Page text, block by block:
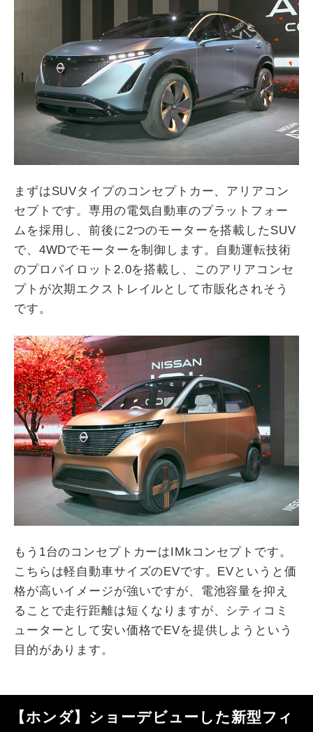
まずはSUVタイプのコンセプトカー、アリアコン
セプトです。専用の電気自動車のプラットフォー
ムを採用し、前後に2つのモーターを搭載したSUV
で、4WDでモーターを制御します。自動運転技術
のプロパイロット2.0を搭載し、このアリアコンセ
プトが次期エクストレイルとして市販化されそう
です。
もう1台のコンセプトカーはIMkコンセプトです。
こちらは軽自動車サイズのEVです。EVというと価
格が高いイメージが強いですが、電池容量を抑え
ることで走行距離は短くなりますが、シティコミ
ューターとして安い価格でEVを提供しようという
目的があります。
【ホンダ】ショーデビューした新型フィ